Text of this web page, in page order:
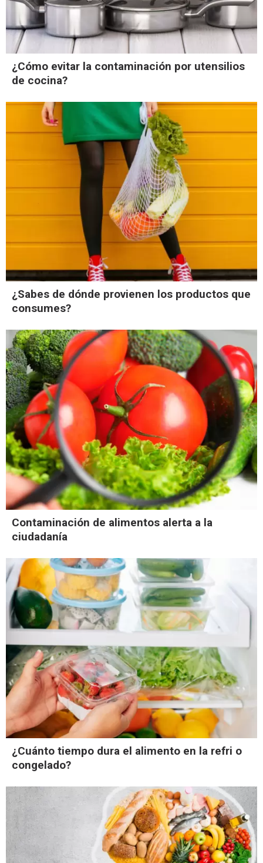
¿Cómo evitar la contaminación por utensilios
de cocina?
¿Sabes de dónde provienen los productos que
consumes?
Contaminación de alimentos alerta a la
ciudadanía
¿Cuánto tiempo dura el alimento en la refri o
congelado?